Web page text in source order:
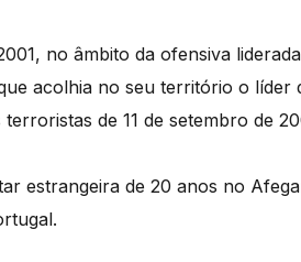
no âmbito da ofensiva
acolhia no seu território o líder
de 11 de setembro de
estrangeira de 20 anos no